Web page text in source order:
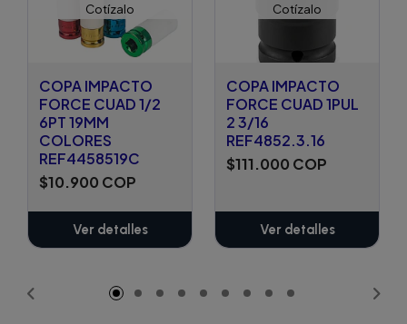
Cotízalo
COPA IMPACTO
FORCE CUAD 1/2
6PT 19MM
COLORES
REF4458519C
$10.900 COP
Ver detalles
Cotízalo
COPA IMPACTO
FORCE CUAD 1PUL
2 3/16
REF4852.3.16
$111.000 COP
Ver detalles